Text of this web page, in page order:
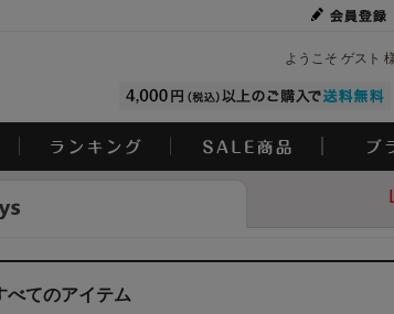
ようこそ ゲスト
べてのアイテム